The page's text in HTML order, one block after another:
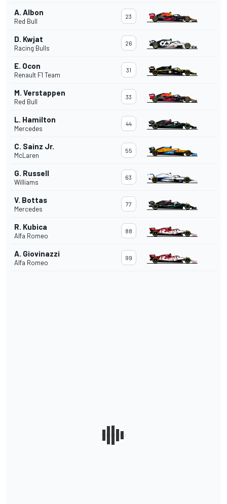
A. Albon
Red Bull
23
D. Kwjat
Racing Bulls
26
E. Ocon
Renault F1 Team
31
M. Verstappen
Red Bull
33
L. Hamilton
Mercedes
44
C. Sainz Jr.
McLaren
55
G. Russell
Williams
63
V. Bottas
Mercedes
77
R. Kubica
Alfa Romeo
88
A. Giovinazzi
Alfa Romeo
99